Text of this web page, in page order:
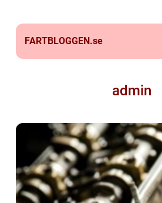
FARTBLOGGEN.se
admin